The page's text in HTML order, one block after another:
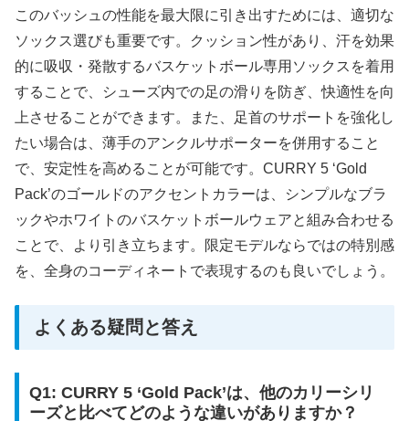
このバッシュの性能を最大限に引き出すためには、適切な
ソックス選びも重要です。クッション性があり、汗を効果
的に吸収・発散するバスケットボール専用ソックスを着用
することで、シューズ内での足の滑りを防ぎ、快適性を向
上させることができます。また、足首のサポートを強化し
たい場合は、薄手のアンクルサポーターを併用すること
で、安定性を高めることが可能です。CURRY 5 ‘Gold
Pack’のゴールドのアクセントカラーは、シンプルなブラ
ックやホワイトのバスケットボールウェアと組み合わせる
ことで、より引き立ちます。限定モデルならではの特別感
を、全身のコーディネートで表現するのも良いでしょう。
よくある疑問と答え
Q1: CURRY 5 ‘Gold Pack’は、他のカリーシリ
ーズと比べてどのような違いがありますか？